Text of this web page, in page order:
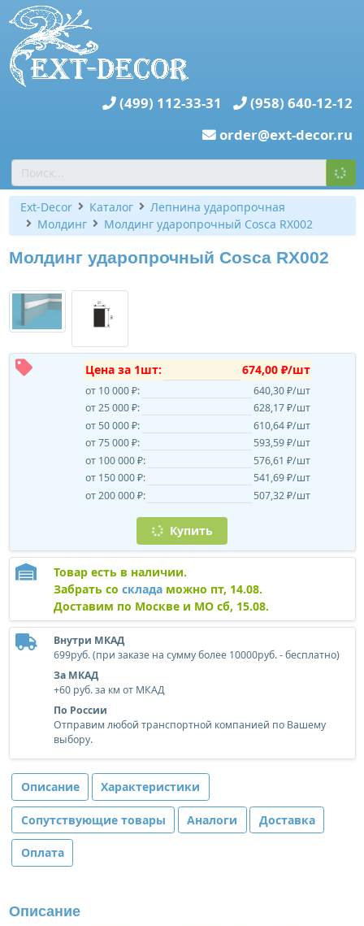
(499) 112-33-31
(958) 640-12-12
order@ext-decor.ru
Ext-Decor Каталог
Лепнина ударопрочная
Молдинг
Молдинг ударопрочный Cosca RX002
Молдинг ударопрочный Cosca RX002
Цена за 1шт: 674,00 ₽/шт
от 10 000 ₽:
640,30 ₽/шт
от 25 000 ₽:
628,17 ₽/шт
от 50 000 ₽:
610,64 ₽/шт
от 75 000 ₽:
593,59 ₽/шт
от 100 000 ₽:
576,61 ₽/шт
от 150 000 ₽:
541,69 ₽/шт
от 200 000 ₽:
507,32 ₽/шт
Купить
Товар есть в наличии.
Забрать со складаможно пт, 14.08.
Доставим по Москве и МО сб, 15.08.
Внутри МКАД
699руб. (при заказе на сумму более 10000руб. - бесплатно)
За МКАД
+60 руб. за км от МКАД
По России
Отправим любой транспортной компанией по Вашему
выбору.
Описание Характеристики
Сопутствующие товары Аналоги Доставка
Оплата
Описание